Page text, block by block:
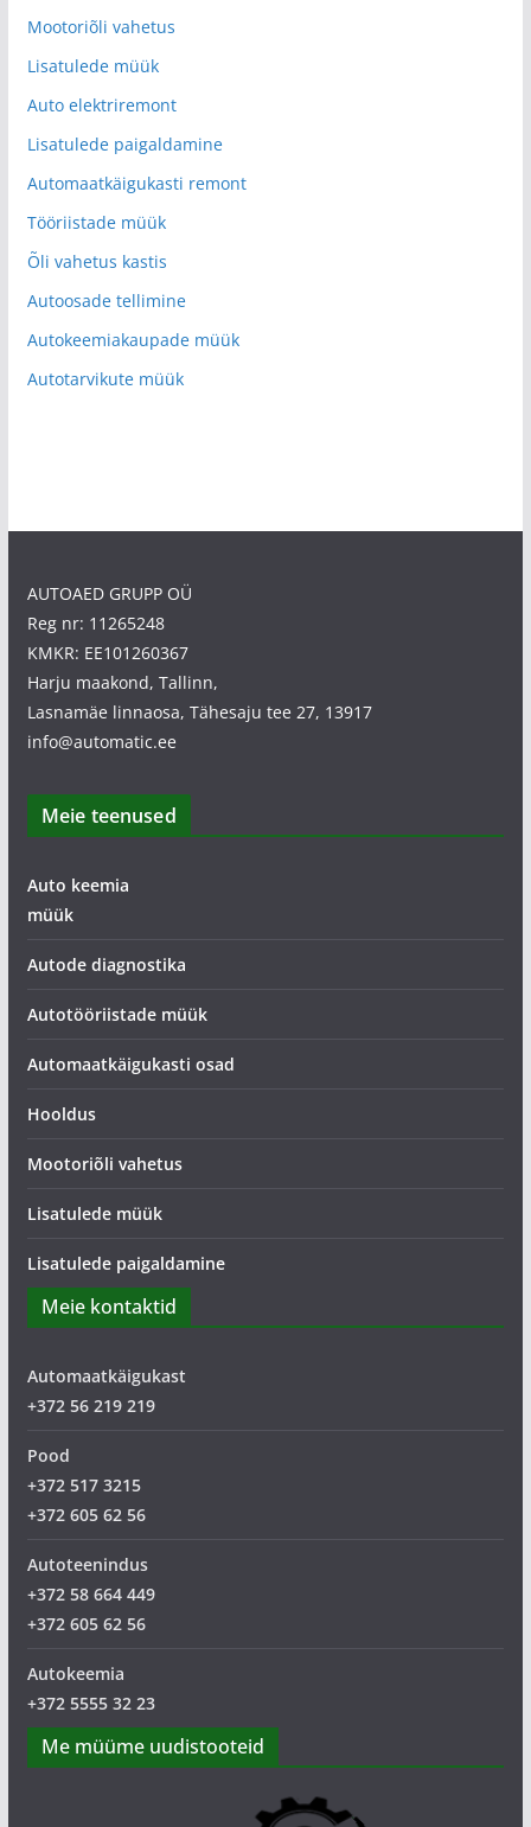
Mootoriõli vahetus
Lisatulede müük
Auto elektriremont
Lisatulede paigaldamine
Automaatkäigukasti remont
Tööriistade müük
Õli vahetus kastis
Autoosade tellimine
Autokeemiakaupade müük
Autotarvikute müük
AUTOAED GRUPP OÜ
Reg nr: 11265248
KMKR: EE101260367
Harju maakond, Tallinn,
Lasnamäe linnaosa, Tähesaju tee 27, 13917
info@automatic.ee
Meie teenused
Auto keemia
müük
Autode diagnostika
Autotööriistade müük
Automaatkäigukasti osad
Hooldus
Mootoriõli vahetus
Lisatulede müük
Lisatulede paigaldamine
Meie kontaktid
Automaatkäigukast
+372 56 219 219
Pood
+372 517 3215
+372 605 62 56
Autoteenindus
+372 58 664 449
+372 605 62 56
Autokeemia
+372 5555 32 23
Me müüme uudistooteid